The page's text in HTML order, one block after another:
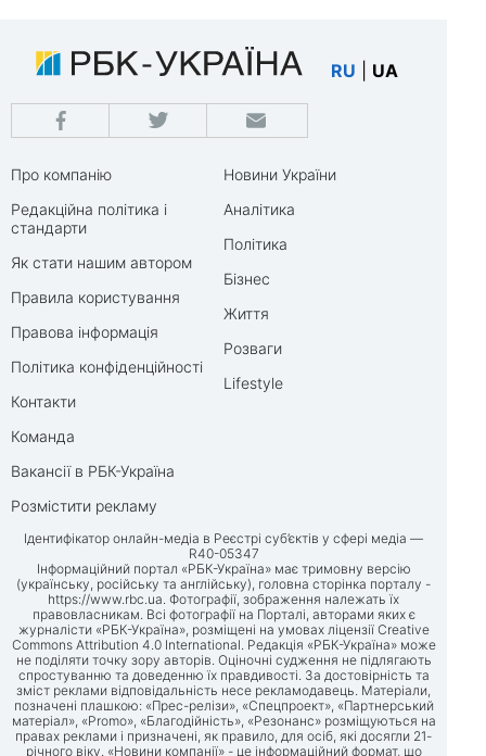
RU UA
Про компанію
Редакційна політика і
стандарти
Як стати нашим автором
Правила користування
Правова інформація
Політика конфіденційності
Контакти
Команда
Вакансії в РБК-Україна
Розмістити рекламу
Новини України
Аналітика
Політика
Бізнес
Життя
Розваги
Lifestyle
Ідентифікатор онлайн-медіа в Реєстрі суб’єктів у сфері медіа —
R40-05347
Інформаційний портал «РБК-Україна» має тримовну версію
(українську, російську та англійську), головна сторінка порталу -
https://www.rbc.ua. Фотографії, зображення належать їх
правовласникам. Всі фотографії на Порталі, авторами яких є
журналісти «РБК-Україна», розміщені на умовах ліцензії Creative
Commons Attribution 4.0 International. Редакція «РБК-Україна» може
не поділяти точку зору авторів. Оціночні судження не підлягають
спростуванню та доведенню їх правдивості. За достовірність та
зміст реклами відповідальність несе рекламодавець. Матеріали,
позначені плашкою: «Прес-релізи», «Спецпроект», «Партнерський
матеріал», «Promo», «Благодійність», «Резонанс» розміщуються на
правах реклами і призначені, як правило, для осіб, які досягли 21-
річного віку. «Новини компанії» - це інформаційний формат, що